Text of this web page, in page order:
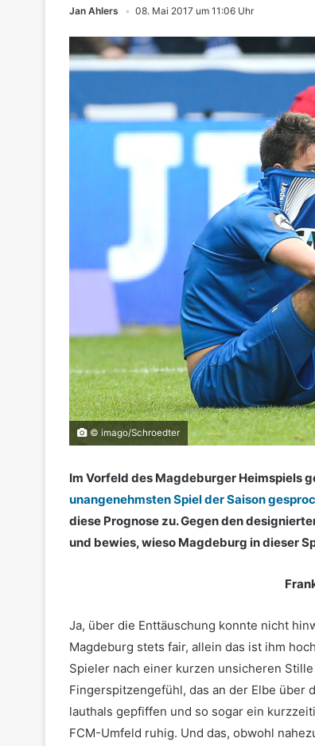
Jan Ahlers 08. Mai 2017 um 11:06 Uhr
© imago/Schroedter
Im Vorfeld des Magdeburger Heimspiels
unangenehmsten Spiel der Saison
diese Prognose zu. Gegen den
und bewies, wieso Magdeburg in dieser
Ja, über die Enttäuschung konnte nicht
Magdeburg stets fair, allein das ist ihm
Spieler nach einer kurzen unsicheren
Fingerspitzengefühl, das an der Elbe über
lauthals gepfiffen und so sogar ein
FCM-Umfeld ruhig. Und das, obwohl